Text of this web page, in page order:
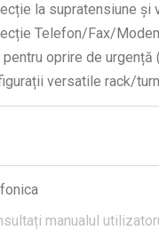
la supratensiune și
Telefon/Fax/
oprire de urgență
versatile rack/turn
manualul